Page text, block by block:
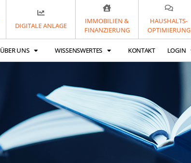
DIGITALE ANLAGE
IMMOBILIEN &
FINANZIERUNG
HAUSHALTS-
OPTIMIERUNG
ÜBER UNS WISSENSWERTES KONTAKT LOGIN